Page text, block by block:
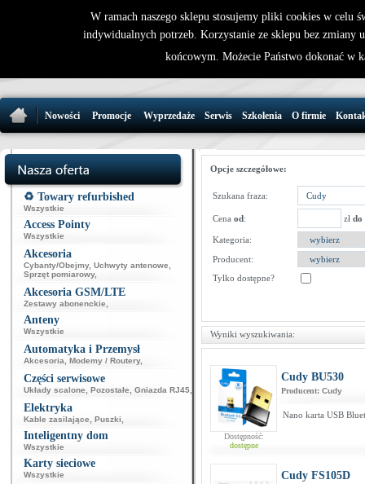
32 721 86
Nowości Promocje Wyprzedaże Serwis Szkolenia O firmie
♻️ Towary refurbished
Wszystkie
Access Pointy
Wszystkie
Akcesoria
Cybanty/Obejmy, Uchwyty antenowe
Sprzęt pomiarowy,
Akcesoria GSM/LTE
Zestawy abonenckie
Anteny
Wszystkie
Automatyka i Przemysł
Akcesoria Modemy / Routery,
Części serwisowe
Układy scalone Pozostałe Gniazda RJ45
Elektryka
Kable zasilające Puszki
Inteligentny dom
Wszystkie
Karty sieciowe
Wszystkie
Opcje szczegółowe:
Szukana fraza:
Cena od: zł do
Kategoria:
Producent:
Tylko dostępne?
Wyniki wyszukiwania:
Dostępność:
dostępne
Cudy BU530
Producent: Cudy
Nano karta USB
Cudy FS105D
W ramach naszego sklepu stosujemy pliki cookies w celu
indywidualnych potrzeb. Korzystanie ze sklepu bez zmiany
końcowym. Możecie Państwo dokonać w